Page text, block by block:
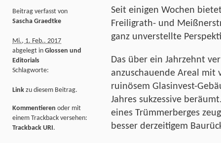
Seit einigen Wochen
Freiligrath- und
ganz unverstellte
Das über ein Jahrzehnt
anzuschauende Areal mit
ruinösem Glasinvest-
Jahres sukzessive
eines Trümmerberges
besser derzeitigem
Beitrag verfasst von
Sascha Graedtke
Mi., 1. Feb.. 2017
abgelegt in Glossen und
Editorials
Schlagworte:
Link zu diesem Beitrag.
Kommentieren oder mit
einem Trackback versehen:
Trackback URI.